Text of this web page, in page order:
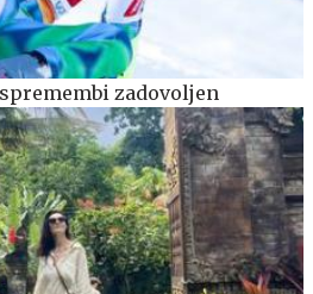
zadovoljen